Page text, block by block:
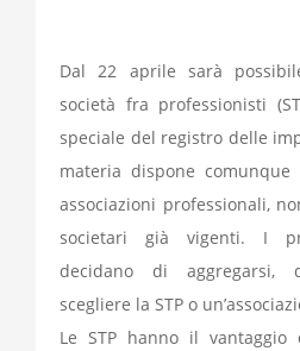
Dal 22 aprile sarà
società fra professionisti
speciale del registro delle
materia dispone
associazioni professionali,
societari già vigenti. I
decidano di aggregarsi,
scegliere la STP o
Le STP hanno il